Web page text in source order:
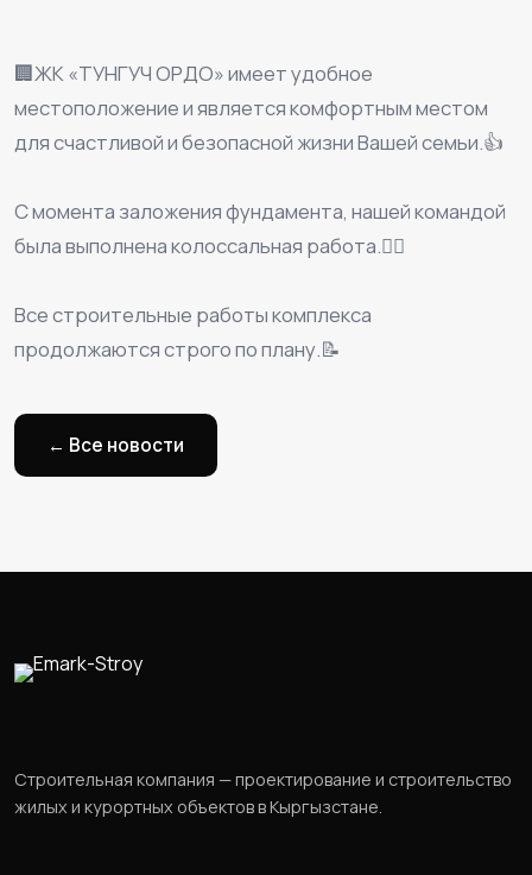
🏢ЖК «ТУНГУЧ ОРДО» имеет удобное
местоположение и является комфортным местом
для счастливой и безопасной жизни Вашей семьи.👍
С момента заложения фундамента, нашей командой
была выполнена колоссальная работа.👷‍♂️
Все строительные работы комплекса
продолжаются строго по плану.📝
← Все новости
Строительная компания — проектирование и строительство
жилых и курортных объектов в Кыргызстане.